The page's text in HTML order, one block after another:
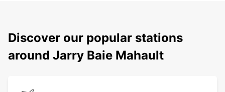
Discover our popular stations
around Jarry Baie Mahault